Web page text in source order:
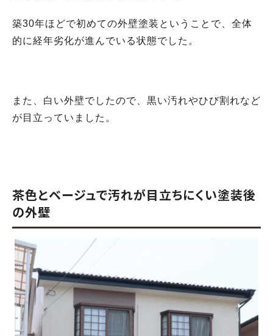
築30年ほどで初めての外壁塗装ということで、全体
的に経年劣化が進んでいる状態でした。
また、白い外壁でしたので、黒い汚れやひび割れなど
が目立っていました。
茶色とベージュで汚れが目立ちにくい塗装後
の外壁